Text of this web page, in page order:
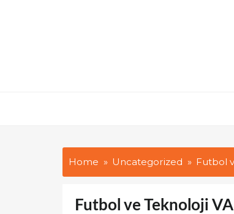
Home Uncategorized Futbol
Futbol ve Teknoloji